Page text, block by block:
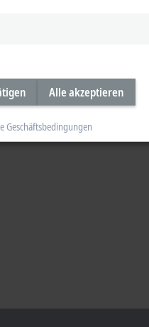
Alle akzeptieren
Geschäftsbedingungen